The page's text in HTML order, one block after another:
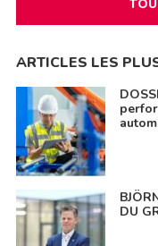
ARTICLES LES
DU